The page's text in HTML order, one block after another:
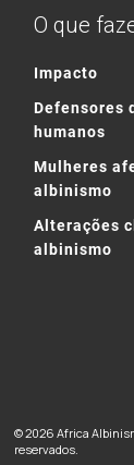
O que
Impacto
Defensores
humanos
Mulheres
albinismo
Alterações
albinismo
© 2026 Africa
reservados.